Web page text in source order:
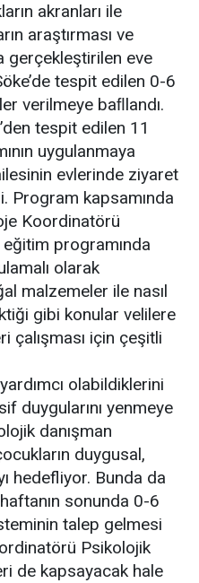
akranları ile
araştırması ve
gerçekleştirilen eve
tespit edilen 0-6
verilmeye baﬂlandı.
tespit edilen 11
uygulanmaya
evlerinde ziyaret
Program kapsamında
Koordinatörü
eğitim programında
olarak
malzemeler ile nasıl
gibi konular velilere
çalışması için çeşitli
olabildiklerini
duygularını yenmeye
danışman
duygusal,
hedefliyor. Bunda da
sonunda 0-6
talep gelmesi
Psikolojik
de kapsayacak hale